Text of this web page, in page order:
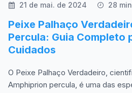
21 de mai. de 2024 28
Peixe Palhaço
Percula: Guia Completo
Cuidados
O Peixe Palhaço Verdadeiro,
Amphiprion percula, é uma das